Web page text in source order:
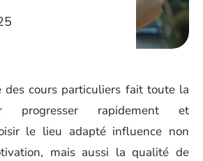
des cours particuliers fait toute la
progresser rapidement et
le lieu adapté influence non
mais aussi la qualité de